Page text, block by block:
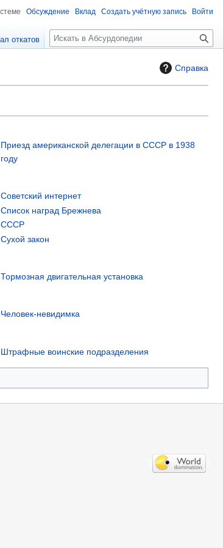
Справка
Приезд американской делегации в СССР в 1938
году
Советский интернет
Список наград Брежнева
СССР
Сухой закон
Тормозная двигательная установка
Человек-невидимка
Штрафные воинские подразделения
Обсуждение Вклад Создать учётную запись Войти
откатов
П
о
к